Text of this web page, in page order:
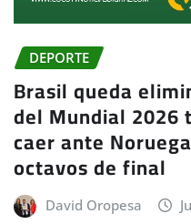
DEPORTE
Brasil queda
del Mundial 2026
caer ante
octavos de final
David Oropesa